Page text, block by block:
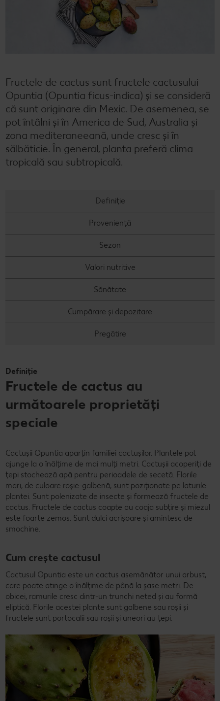
Dicționar de alimente
Rețete de mic dejun vegan
Sustenabilitate
Concursuri
Marcă proprie Kaufland - și calitate și preț mic
Semințele de pepene verde
Bucuria de a găti
Fructele de cactus sunt fructele cactusului
Opuntia (Opuntia ficus-indica) și se consideră
că sunt originare din Mexic. De asemenea, se
pot întâlni și în America de Sud, Australia și
zona mediteraneeană, unde cresc și în
sălbăticie. În general, planta preferă clima
tropicală sau subtropicală.
Definiție
Proveniență
Sezon
Valori nutritive
Sănătate
Cumpărare și depozitare
Pregătire
Definiție
Fructele de cactus au
următoarele proprietăți
speciale
Cactușii Opuntia aparțin familiei cactușilor. Plantele pot
ajunge la o înălțime de mai mulți metri. Cactușii acoperiți de
țepi stochează apă pentru perioadele de secetă. Florile
mari, de culoare roșie-galbenă, sunt poziționate pe laturile
plantei. Sunt polenizate de insecte și formează fructele de
cactus. Fructele de cactus coapte au coaja subțire și miezul
este foarte zemos. Sunt dulci acrișoare și amintesc de
smochine.
Cum crește cactusul
Cactusul Opuntia este un cactus asemănător unui arbust,
care poate atinge o înălțime de până la șase metri. De
obicei, ramurile cresc dintr-un trunchi neted și au formă
eliptică. Florile acestei plante sunt galbene sau roșii și
fructele sunt portocalii sau roșii și uneori au țepi.